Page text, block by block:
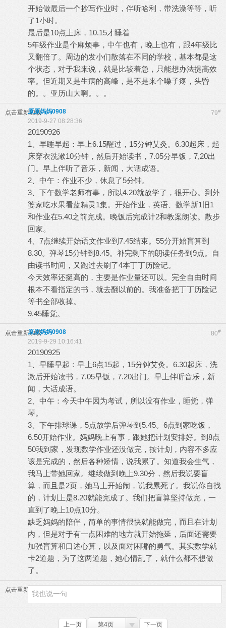
开始做最后一个抄写作业时，伴听哈利，带洗澡等等，听
了1小时。
最后是10点上床，10.15才睡着
5年级作业是个麻烦事，中午也有，晚上也有，跟4年级比
又翻倍了。周边的发小们散落在不同的学校，基本都是这
个状态，对于我来说，就是比较着急，只能想办法提高效
率。但近期又是生病的高峰，是不是来个嗓子疼，头昏
的。。亚历山大啊。。。
点击重新加载 79#
原原妈妈0908
2019-9-27 08:28:36
20190926
1、早睡早起：早上6.15醒过，15分钟艾灸。6.30起床，起
床穿衣洗漱10分钟，然后开始读书，7.05分早饭，7,20出
门。早上伴听了音乐，新闻，大话成语。
2、中午：作业不少，休息了5分钟。
3、下午数学老师有事，所以4.20就放学了，很开心。到外
婆家吃水果看蓝精灵1集。开始作业，英语、数学新1旧1
和作业在5.40之前完成。晚饭后完成计2和教案朗读。散步
回家。
4、7点继续开始语文作业到7.45结束。55分开始盲算到
8.30。弹琴15分钟到8.45。补完剩下的朗读任务到9点。自
由读书时间，又跑过去刷了4本丁丁历险记。
今天效率还挺高的，主要是作业量还可以。完全自由时间
根本不看指定的书，就去翻以前的。我准备把丁丁历险记
等书全部收掉。
9.45睡觉。
点击重新加载 80#
原原妈妈0908
2019-9-29 10:16:41
20190925
1、早睡早起：早上6点15起，15分钟艾灸。6.30起床，洗
漱后开始读书，7.05早饭，7.20出门。早上伴听音乐，新
闻，大话成语。
2、中午：今天中午因为考试，所以没有作业，睡觉，弹
琴。
3、下午排球课，5点放学后弹琴到5.45。6点到家吃饭，
6.50开始作业。妈妈晚上有事，跟她把计划安排好。到8点
50我到家，发现数学作业还没做完，按计划，内容不多应
该是完成的，然后各种矫情，说我累了。知道我会生气，
我马上带她回家。继续做到晚上9.30分，然后我说要盲
算，而且是2页，她马上开始闹，说我累死了。我说你自找
的，计划上是8.20就能完成了。我们把盲算坚持做完，一
直到了晚上10点10分。
缺乏妈妈的陪伴，简单的事情很快就能做完，而且在计划
内，但是对于有一点困难的地方就开始拖延，后面还需要
加强盲算和口述心算，以及面对困哪的勇气。其实数学就
卡2道题，为了这两道题，她心情乱了，就什么都不想做
了。
点击重新加载
上一页 第4页 下一页